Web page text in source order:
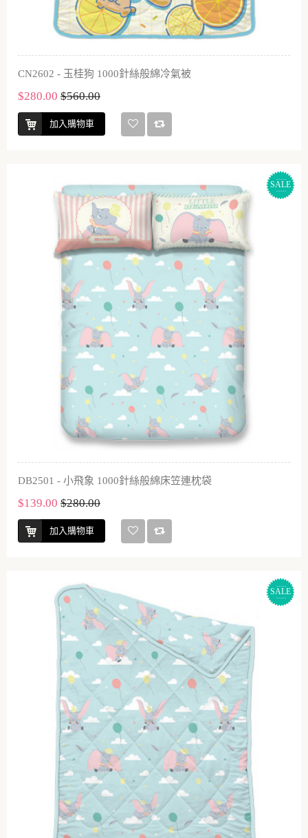
CN2602 - 玉桂狗 1000針絲般綿冷氣被
$280.00 $560.00
加入購物車
SALE
DB2501 - 小飛象 1000針絲般綿床笠連枕袋
$139.00 $280.00
加入購物車
SALE